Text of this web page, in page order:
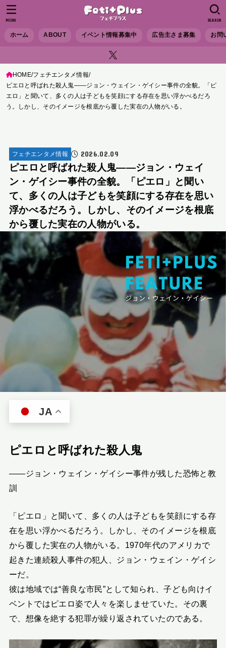
ホーム ABOUT イベント情報募集中 広告主さま募集 お問
SEARCH
MENU
HOME フェチエンタメ情報
ピエロと呼ばれた殺人鬼――ジョン・ウェイン・ゲイシー事件の全貌。「ピ
エロ」と聞いて、多くの人は子どもを笑顔にする存在を思い浮かべるだろ
う。しかし、そのイメージを根底から覆した実在の人物がいる。
フェチエンタメ情報 2026.02.09
ピエロと呼ばれた殺人鬼――ジョン・ウェイ
ン・ゲイシー事件の全貌。「ピエロ」と聞い
て、多くの人は子どもを笑顔にする存在を思い
浮かべるだろう。しかし、そのイメージを根底
から覆した実在の人物がいる。
JA
ピエロと呼ばれた殺人鬼
――ジョン・ウェイン・ゲイシー事件が残した恐怖と教
訓
「ピエロ」と聞いて、多くの人は子どもを笑顔にする存
在を思い浮かべるだろう。しかし、そのイメージを根底
から覆した実在の人物がいる。1970年代のアメリカで
起きた連続殺人事件の犯人、ジョン・ウェイン・ゲイシ
ーだ。
彼は地域では“善良な市民”として知られ、子ども向けイ
ベントではピエロ姿で人々を楽しませていた。その裏
で、想像を絶する犯罪が繰り返されていたのである。